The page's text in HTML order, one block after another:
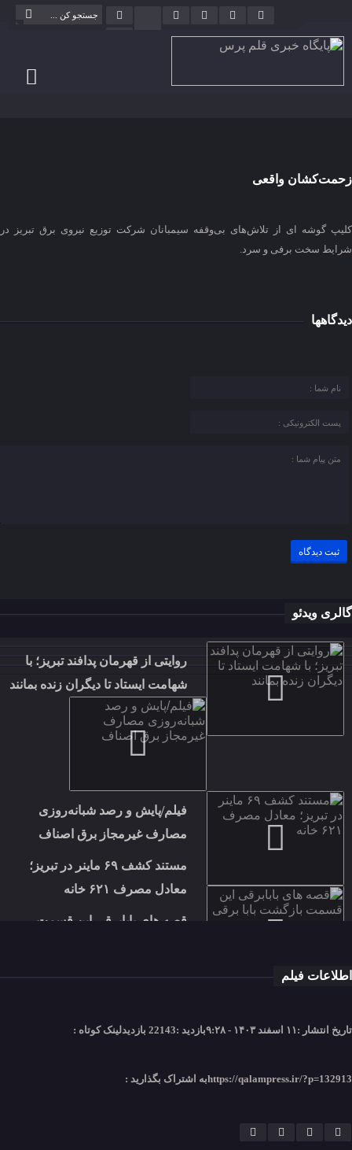
زحمت‌کشان واقعی
کلیپ گوشه اى از تلاش‌های بی‌وقفه سیمبانان شرکت توزیع نیروى برق تبریز در
شرایط سخت برفی و سرد.
دیدگاهها
گالری ویدئو
روایتی از قهرمان پدافند تبریز؛ با
شهامت ایستاد تا دیگران زنده بمانند
فیلم/پایش و رصد شبانه‌روزی
مصارف غیرمجاز برق اصناف
مستند کشف ۶۹ ماینر در تبریز؛
معادل مصرف ۶۲۱ خانه
قصه های بابابرقی این قسمت
اطلاعات فیلم
تاریخ انتشار : ۱۱ اسفند ۱۴۰۳ - ۹:۲۸ بازدید :22143 بازدید لینک کوتاه :
https://qalampress.ir/?p=132913به اشتراک بگذارید :